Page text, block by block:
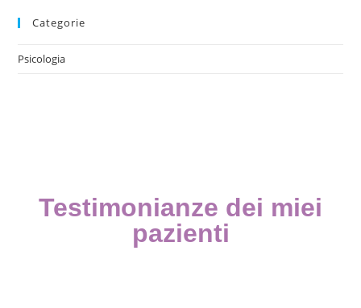
Categorie
Psicologia
Testimonianze dei miei
pazienti